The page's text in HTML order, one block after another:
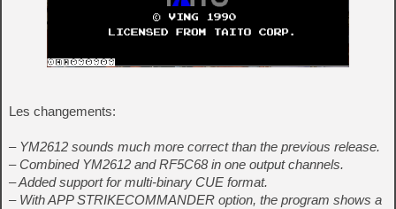
Les changements:
– YM2612 sounds much more correct than the previous release.
– Combined YM2612 and RF5C68 in one output channels.
– Added support for multi-binary CUE format.
– With APP STRIKECOMMANDER option, the program shows a